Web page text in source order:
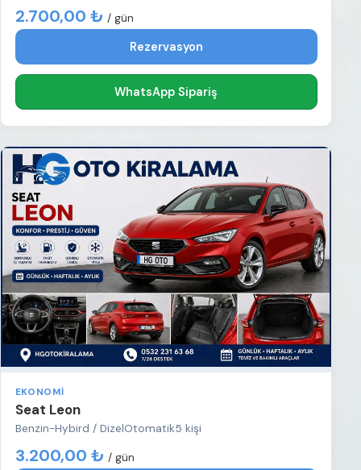
2.700,00 ₺ / gün
Rezervasyon
WhatsApp Sipariş
EKONOMI
Seat Leon
Benzin-Hybird / DizelOtomatik5 kişi
3.200,00 ₺ / gün